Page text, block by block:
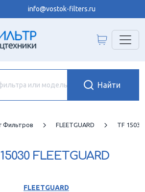
info@vostok-filters.ru
Фильтров FLEETGUARD TF 15030
FLEETGUARD
FLEETGUARD